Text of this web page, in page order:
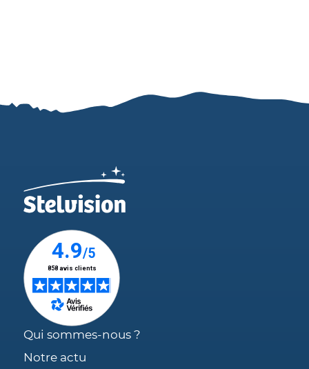
Qui sommes-nous ?
Notre actu